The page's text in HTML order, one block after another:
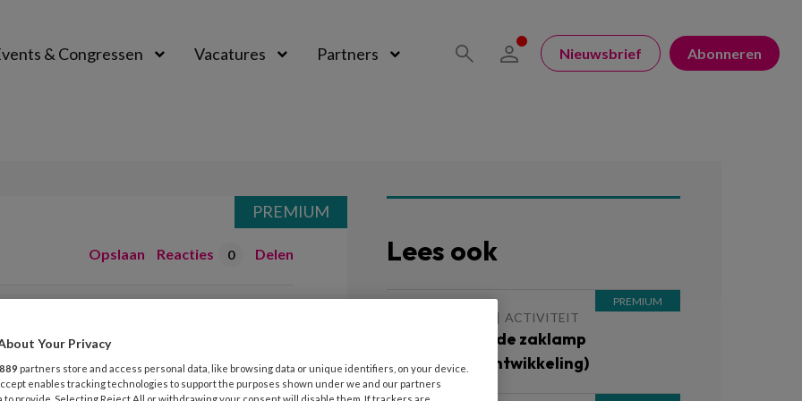
& Congressen Vacatures Partners Nieuwsbrief Abonneren
Opslaan Reacties 0 Delen
term, voor de ander een
PREMIUM
Lees ook
ACTIVITEIT
Tikkertje met de zaklamp
(Motorische ontwikkeling)
Your Privacy
889 partners store and access personal data, like browsing data or unique identifiers, on your device.
enables tracking technologies to support the purposes shown under we and our partners
to provide. Selecting Reject All or withdrawing your consent will disable them. If trackers are